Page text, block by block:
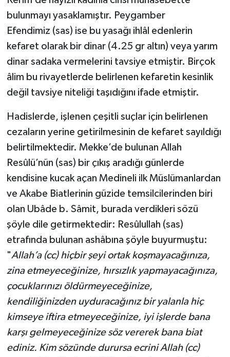
bulunmayı yasaklamıştır. Peygamber
Efendimiz (sas) ise bu yasağı ihlâl edenlerin
kefaret olarak bir dinar (4.25 gr altın) veya yarım
dinar sadaka vermelerini tavsiye etmiştir. Birçok
âlim bu rivayetlerde belirlenen kefaretin kesinlik
değil tavsiye niteliği taşıdığını ifade etmiştir.
Hadislerde, işlenen çeşitli suçlar için belirlenen
cezaların yerine getirilmesinin de kefaret sayıldığı
belirtilmektedir. Mekke’de bulunan Allah
Resûlü’nün (sas) bir çıkış aradığı günlerde
kendisine kucak açan Medineli ilk Müslümanlardan
ve Akabe Biatlerinin güzide temsilcilerinden biri
olan Ubâde b. Sâmit, burada verdikleri sözü
şöyle dile getirmektedir: Resûlullah (sas)
etrafında bulunan ashâbına şöyle buyurmuştu:
"Allah’a (cc) hiçbir şeyi ortak koşmayacağınıza,
zina etmeyeceğinize, hırsızlık yapmayacağınıza,
çocuklarınızı öldürmeyeceğinize,
kendiliğinizden uyduracağınız bir yalanla hiç
kimseye iftira etmeyeceğinize, iyi işlerde bana
karşı gelmeyeceğinize söz vererek bana biat
ediniz. Kim sözünde durursa ecrini Allah (cc)